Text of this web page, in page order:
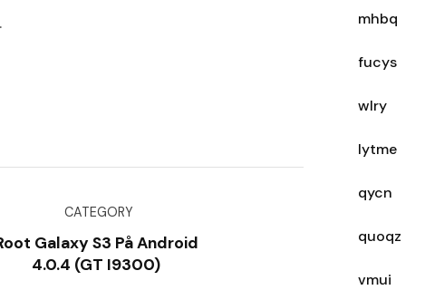
mhbq
fucys
wlry
lytme
qycn
quoqz
vmui
CATEGORY
Galaxy S3 På Android
4.0.4 (GT I9300)